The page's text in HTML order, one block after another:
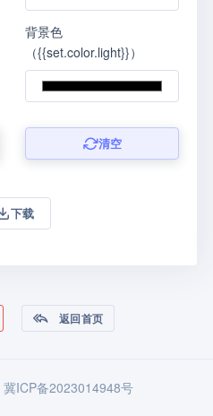
背景色
（{{set.color.light}}）
清空
下载
返回首页
冀ICP备2023014948号